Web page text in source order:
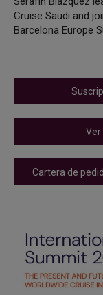
Cruise Saudi and
Barcelona Europe
Ver
Cartera de